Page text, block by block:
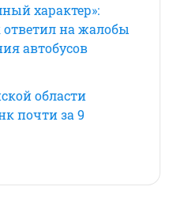
характер»:
ответил на жалобы
автобусов
области
почти за 9